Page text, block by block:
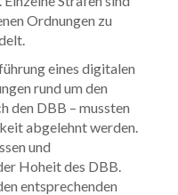
Ordnungen zu
eines digitalen
rund um den
den DBB – mussten
abgelehnt werden.
und
Hoheit des DBB.
entsprechenden